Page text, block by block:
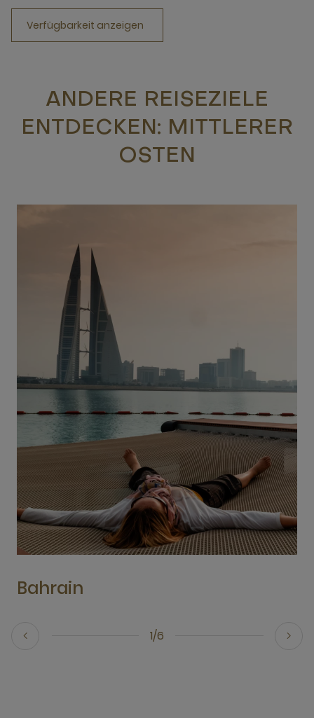
Verfügbarkeit anzeigen
ANDERE REISEZIELE
ENTDECKEN: MITTLERER
OSTEN
1/6
Bahrain